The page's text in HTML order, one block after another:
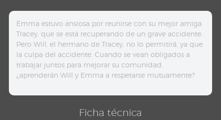
Emma estuvo ansiosa por reunirse con su mejor amiga
Tracey, que se está recuperando de un grave accidente.
Pero Will, el hermano de Tracey, no lo permitirá, ya que
la culpa del accidente. Cuando se vean obligados a
trabajar juntos para mejorar su comunidad,
¿aprenderán Will y Emma a respetarse mutuamente?
Ficha técnica